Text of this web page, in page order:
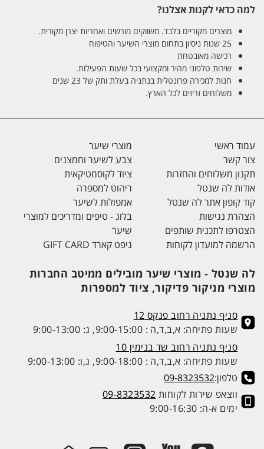
למה כדאי לקנות אצלנו?
מוצרים מקוריים בלבד. משווקים מורשים ואחריות יצרן מקורית.
25 שנות ניסיון בתחום מוצרי השיער והטיפוח
רכישה מאובטחת
שירות טלפוני מהיר ומקצועי בכל שעות הפעילות.
חנות למכירה פרונטלית בנתניה בעלת ותק של 23 שנים
משלוחים זריזים לכל הארץ.
עמוד ראשי
צור קשר
תקנון משלוחים והחזרות
אודות לה שנטל
קוד קופון אתר לה שנטל
הצהרת נגישות
הצטרפו לתכנית שותפים
הרשמה למועדון לקוחות
מוצרי שיער
צבע לשיער וחמצנים
ציוד לקוסמטיקאית
ריהוט למספרה
אמפולות לשיער
בלוג - טיפים ומדריכים למוצרי
שיער
גיפט קארד GIFT CARD
לה שנטל - מוצרי שיער מובילים ממיטב החברות
מוצרי מניקור פדיקור, ציוד למספרות
סניף נתניה רחוב פנקס 12
שעות פתיחה: א,ב,ד,ה : 9:00-15:00, ג: 9:00-13:00
סניף נתניה רחוב שד בנימין 10
שעות פתיחה: א,ב,ד,ה : 9:00-18:00, ג,ו: 9:00-13:00
טלפון:09-8323532
ווצאפ שירות לקוחות 09-8323532
ימים א-ה: 9:00-16:30